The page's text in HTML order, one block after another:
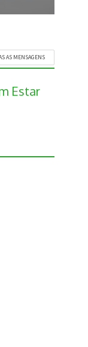
AS MENSAGENS
Estar